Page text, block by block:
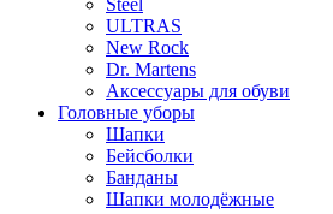
Steel
ULTRAS
New Rock
Dr. Martens
Аксессуары для обуви
Головные уборы
Шапки
Бейсболки
Банданы
Шапки молодёжные